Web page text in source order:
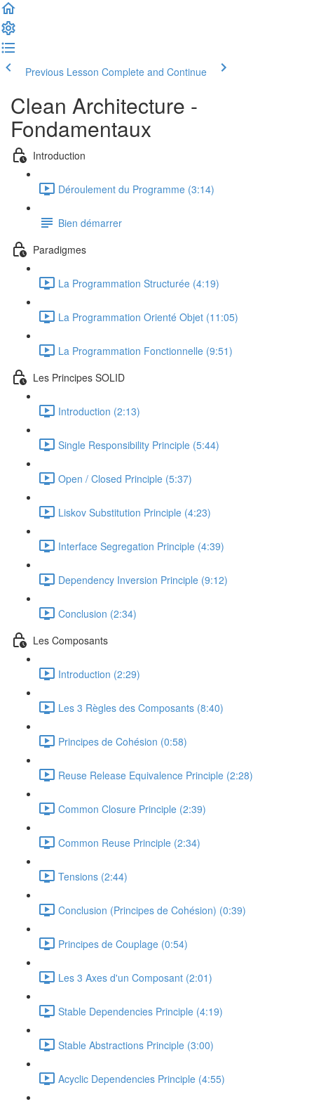
Previous Lesson Complete and Continue
Clean Architecture -
Fondamentaux
Introduction
Déroulement du Programme (3:14)
Bien démarrer
Paradigmes
La Programmation Structurée (4:19)
La Programmation Orienté Objet (11:05)
La Programmation Fonctionnelle (9:51)
Les Principes SOLID
Introduction (2:13)
Single Responsibility Principle (5:44)
Open / Closed Principle (5:37)
Liskov Substitution Principle (4:23)
Interface Segregation Principle (4:39)
Dependency Inversion Principle (9:12)
Conclusion (2:34)
Les Composants
Introduction (2:29)
Les 3 Règles des Composants (8:40)
Principes de Cohésion (0:58)
Reuse Release Equivalence Principle (2:28)
Common Closure Principle (2:39)
Common Reuse Principle (2:34)
Tensions (2:44)
Conclusion (Principes de Cohésion) (0:39)
Principes de Couplage (0:54)
Les 3 Axes d'un Composant (2:01)
Stable Dependencies Principle (4:19)
Stable Abstractions Principle (3:00)
Acyclic Dependencies Principle (4:55)